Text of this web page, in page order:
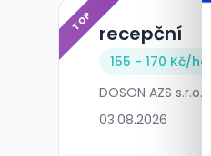
TOP
recepční
155 - 170 Kč/hod.
DOSON AZS s.r.o.
03.08.2026